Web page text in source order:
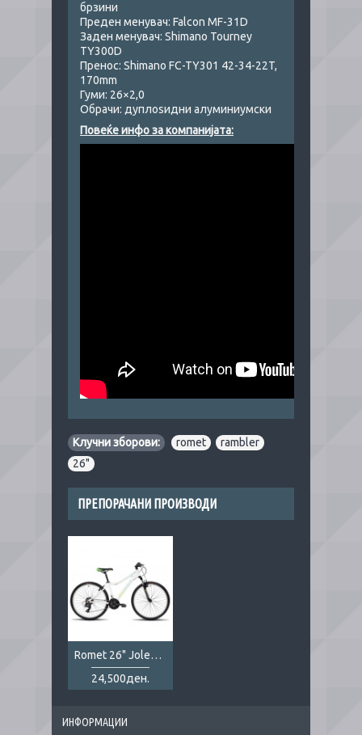
брзини
Преден менувач: Falcon MF-31D
Заден менувач: Shimano Tourney
TY300D
Пренос: Shimano FC-TY301 42-34-22T,
170mm
Гуми: 26×2,0
Обрачи: дуплоѕидни алуминиумски
Повеќе инфо за компанијата:
Клучни зборови: romet rambler
26"
ПРЕПОРАЧАНИ ПРОИЗВОДИ
Romet 26" Jolene 6.0
24,500ден.
ИНФОРМАЦИИ